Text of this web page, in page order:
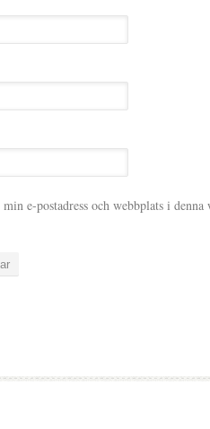
e-postadress och webbplats i